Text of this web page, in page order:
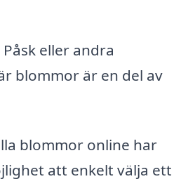
eller andra
blommor är en del av
blommor online har
att enkelt välja ett